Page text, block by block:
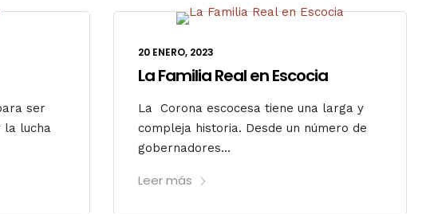
ser
la lucha
20 ENERO, 2023
La Familia Real en Escocia
La Corona escocesa tiene una larga y
compleja historia. Desde un número de
gobernadores...
Leer más